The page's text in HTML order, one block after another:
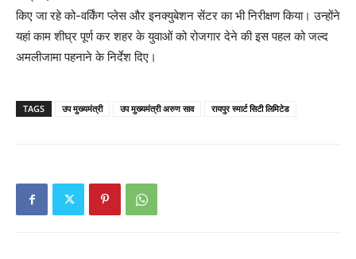
किए जा रहे को-वर्किंग प्लेस और इनक्युबेशन सेंटर का भी निरीक्षण किया। उन्होंने
यहां काम शीघ्र पूर्ण कर शहर के युवाओं को रोजगार देने की इस पहल को जल्द
अमलीजामा पहनाने के निर्देश दिए।
TAGS उप मुख्यमंत्री उप मुख्यमंत्री अरुण साव रायपुर स्मार्ट सिटी लिमिटेड